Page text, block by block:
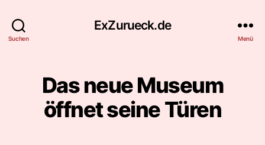
Suchen
ExZurueck.de
Menü
Das neue Museum
öffnet seine Türen